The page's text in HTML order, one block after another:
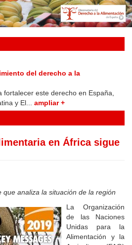
del derecho a la
fortalecer este derecho en España,
y El... ampliar +
en África sigue
que analiza la situación de la región
La Organización
de las Naciones
Unidas para la
Alimentación y la